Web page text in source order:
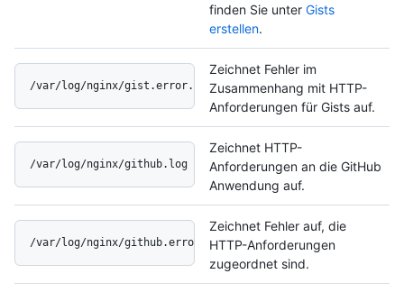
finden Sie unter Gists
erstellen.
/var/log/nginx/gist.error.log
Zeichnet Fehler im
Zusammenhang mit HTTP-
Anforderungen für Gists auf.
/var/log/nginx/github.log
Zeichnet HTTP-
Anforderungen an die GitHub
Anwendung auf.
/var/log/nginx/github.error.log
Zeichnet Fehler auf, die
HTTP-Anforderungen
zugeordnet sind.